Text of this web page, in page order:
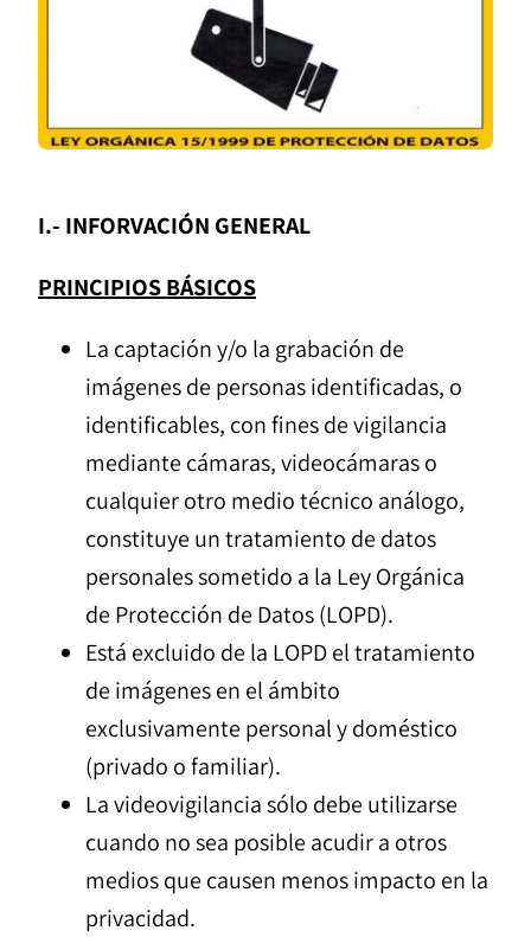
I.- INFORVACIÓN GENERAL
PRINCIPIOS BÁSICOS
La captación y/o la grabación de
imágenes de personas identificadas, o
identificables, con fines de vigilancia
mediante cámaras, videocámaras o
cualquier otro medio técnico análogo,
constituye un tratamiento de datos
personales sometido a la Ley Orgánica
de Protección de Datos (LOPD).
Está excluido de la LOPD el tratamiento
de imágenes en el ámbito
exclusivamente personal y doméstico
(privado o familiar).
La videovigilancia sólo debe utilizarse
cuando no sea posible acudir a otros
medios que causen menos impacto en la
privacidad.